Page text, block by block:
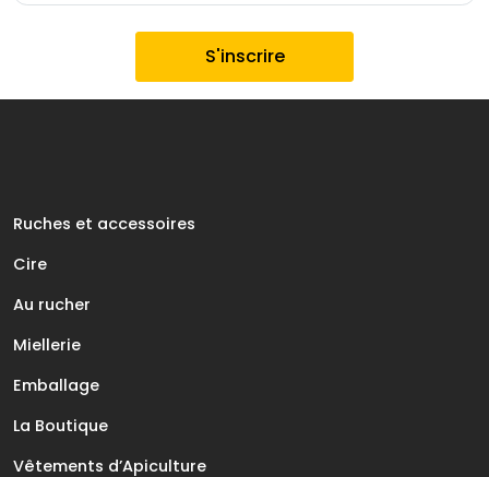
Ruches et accessoires
Cire
Au rucher
Miellerie
Emballage
La Boutique
Vêtements d’Apiculture